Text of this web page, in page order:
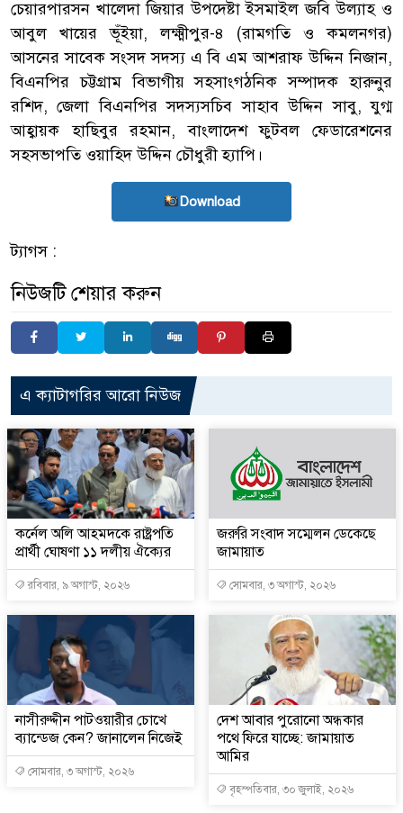
চেয়ারপারসন খালেদা জিয়ার উপদেষ্টা ইসমাইল জবি উল্যাহ ও
আবুল খায়ের ভূঁইয়া, লক্ষ্মীপুর-৪ (রামগতি ও কমলনগর)
আসনের সাবেক সংসদ সদস্য এ বি এম আশরাফ উদ্দিন নিজান,
বিএনপির চট্টগ্রাম বিভাগীয় সহসাংগঠনিক সম্পাদক হারুনুর
রশিদ, জেলা বিএনপির সদস্যসচিব সাহাব উদ্দিন সাবু, যুগ্ম
আহ্বায়ক হাছিবুর রহমান, বাংলাদেশ ফুটবল ফেডারেশনের
সহসভাপতি ওয়াহিদ উদ্দিন চৌধুরী হ্যাপি।
Download
ট্যাগস :
নিউজটি শেয়ার করুন
এ ক্যাটাগরির আরো নিউজ
কর্নেল অলি আহমদকে রাষ্ট্রপতি
প্রার্থী ঘোষণা ১১ দলীয় ঐক্যের
রবিবার, ৯ অগাস্ট, ২০২৬
জরুরি সংবাদ সম্মেলন ডেকেছে
জামায়াত
সোমবার, ৩ অগাস্ট, ২০২৬
নাসীরুদ্দীন পাটওয়ারীর চোখে
ব্যান্ডেজ কেন? জানালেন নিজেই
সোমবার, ৩ অগাস্ট, ২০২৬
দেশ আবার পুরোনো অন্ধকার
পথে ফিরে যাচ্ছে: জামায়াত
আমির
বৃহস্পতিবার, ৩০ জুলাই, ২০২৬